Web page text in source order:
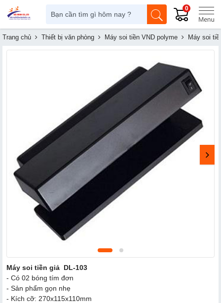
0
Trang chủ Thiết bị văn phòng Máy soi tiền VND polyme Máy soi
Máy soi tiền giả DL-103
- Có 02 bóng tím đơn
- Sản phẩm gọn nhẹ
- Kích cỡ: 270x115x110mm